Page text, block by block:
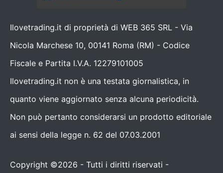
Ilovetrading.it di proprietà di WEB 365 SRL - Via
Nicola Marchese 10, 00141 Roma (RM) - Codice
Fiscale e Partita I.V.A. 12279101005
Ilovetrading.it non è una testata giornalistica, in
quanto viene aggiornato senza alcuna periodicità.
Non può pertanto considerarsi un prodotto editoriale
ai sensi della legge n. 62 del 07.03.2001
Copyright ©2026 - Tutti i diritti riservati -